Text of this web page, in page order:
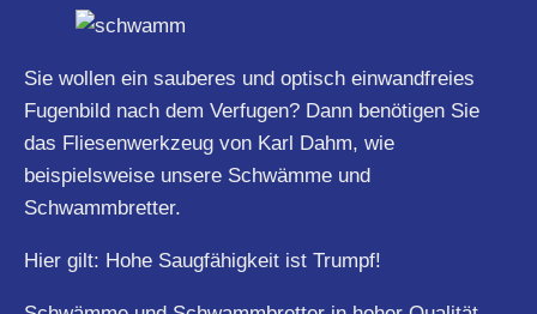
Sie wollen ein sauberes und optisch einwandfreies
Fugenbild nach dem Verfugen? Dann benötigen Sie
das Fliesenwerkzeug von Karl Dahm, wie
beispielsweise unsere Schwämme und
Schwammbretter.
Hier gilt: Hohe Saugfähigkeit ist Trumpf!